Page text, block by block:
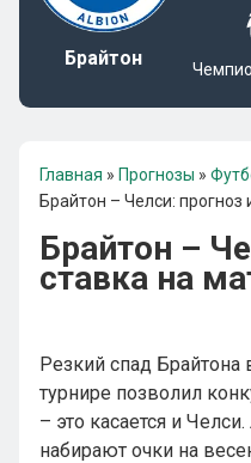
Брайтон
Главная » Прогнозы »
Брайтон – Челси:
Брайтон –
ставка на
Резкий спад Брайтона
турнире позволил
– это касается и
набирают очки на